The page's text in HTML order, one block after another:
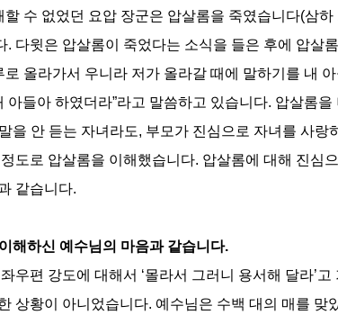
할 수 없었던 요압 장군은 압살롬을 죽였습니다(삼하
. 다윗은 압살롬이 죽었다는 소식을 들은 후에 압살
올라가서 우니라 저가 올라갈 때에 말하기를 내
아들아 하였더라”라고 말씀하고 있습니다. 압살롬을
을 안 듣는 자녀라도, 부모가 진심으로 자녀를 사랑
도로 압살롬을 이해했습니다. 압살롬에 대해 진심
같습니다.
해하신 예수님의 마음과 같습니다.
좌우편 강도에 대해서 ‘몰라서 그러니 용서해 달라’고
상황이 아니었습니다. 예수님은 수백 대의 매를 맞